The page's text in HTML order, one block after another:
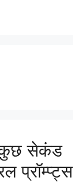
सेकंड
प्रॉम्प्ट्स